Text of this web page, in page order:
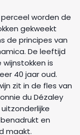
worden de
gekweekt
de principes van
De leeftijd
wijnstokken is
40 jaar oud.
zit in de fles van
du Dézaley
en
maakt.